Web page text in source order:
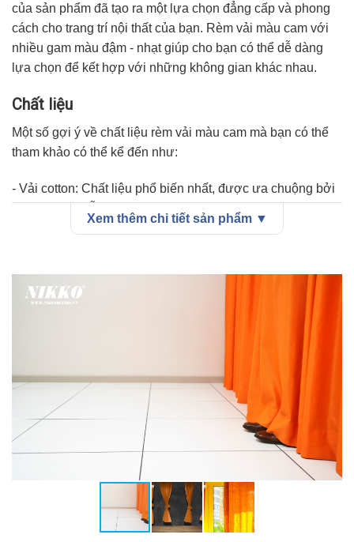
của sản phẩm đã tạo ra một lựa chọn đẳng cấp và phong
cách cho trang trí nội thất của bạn. Rèm vải màu cam với
nhiều gam màu đậm - nhạt giúp cho bạn có thể dễ dàng
lựa chọn để kết hợp với những không gian khác nhau.
Chất liệu
Một số gợi ý về chất liệu rèm vải màu cam mà bạn có thể
tham khảo có thể kể đến như:
- Vải cotton: Chất liệu phổ biến nhất, được ưa chuộng bởi
- Vải nhung: Sang trọng và quý phái nhất, chất liệu dày
- Vải polyester: Chất liệu tổng hợp, có khả năng chống
nhăn, chống phai màu và dễ giặt ủi.
- Vải gấm: Sang trọng, quý phái, phù hợp cho những
không gian rộng rãi.
- Vải bố: Dày dặn, mộc mạc, phù hợp cho những không
gian theo phong cách vintage.
Xem thêm chi tiết sản phẩm ▼